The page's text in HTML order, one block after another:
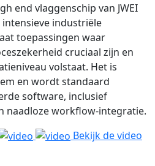
end vlaggenschip van JWEI
industriële
toepassingen waar
cruciaal zijn en
volstaat. Het is
en wordt standaard
software, inclusief
naadloze workflow-integratie.
Bekijk de video